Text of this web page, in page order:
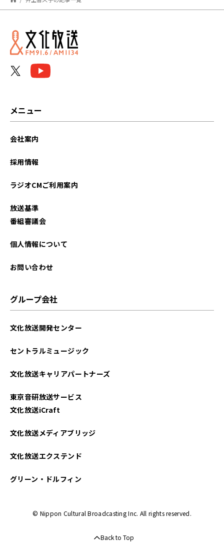
2024年12月
2023年10月
メニュー
会社案内
採用情報
ラジオCMご利用案内
放送基準
番組審議会
個人情報について
お問い合わせ
グループ会社
文化放送開発センター
セントラルミュージック
文化放送キャリアパートナーズ
東京音研放送サービス
文化放送iCraft
文化放送メディアブリッジ
文化放送エクステンド
グリーン・ドルフィン
© Nippon Cultural Broadcasting Inc. All rights reserved.
Back to Top